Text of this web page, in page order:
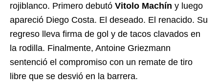
rojiblanco. Primero debutó Vitolo Machín y luego
apareció Diego Costa. El deseado. El renacido. Su
regreso lleva firma de gol y de tacos clavados en
la rodilla. Finalmente, Antoine Griezmann
sentenció el compromiso con un remate de tiro
libre que se desvió en la barrera.